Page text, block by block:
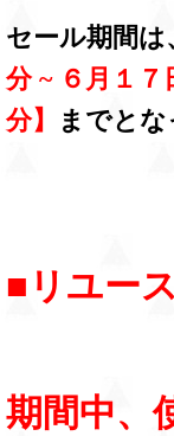
セール期間は
分 ~ ６月１７
分】
までとな
■リユー
期間中、